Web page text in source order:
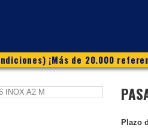
¡Más de 20.000
Plazo